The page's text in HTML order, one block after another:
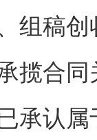
组稿
揽合
承认